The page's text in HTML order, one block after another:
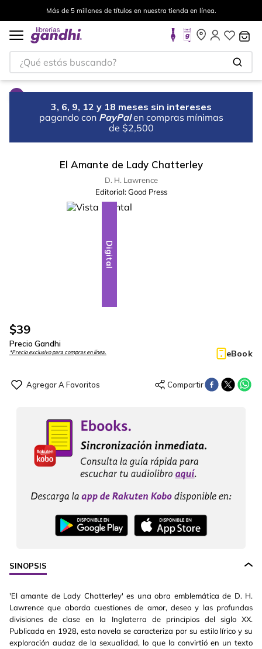
Más de 5 millones de títulos en nuestra tienda en línea.
¿Qué estás buscando?
3, 6, 9, 12 y 18 meses sin intereses
pagando con PayPal en compras mínimas
de $2,500
El Amante de Lady Chatterley
D. H. Lawrence
Editorial: Good Press
Digital
$39
Precio Gandhi
*Precio exclusivo para compras en línea. eBook
SINOPSIS
'El amante de Lady Chatterley' es una obra emblemática de D. H.
Lawrence que aborda cuestiones de amor, deseo y las profundas
divisiones de clase en la Inglaterra de principios del siglo XX.
Publicada en 1928, esta novela se caracteriza por su estilo lírico y su
exploración audaz de la sexualidad, lo que la convirtió en un texto